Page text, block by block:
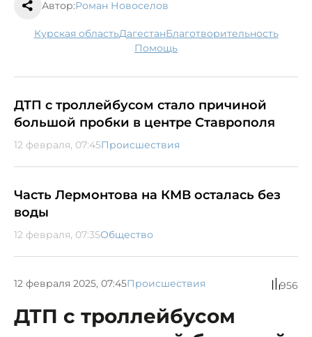
Автор:Роман Новоселов
Курская область Дагестан благотворительность
помощь
ДТП с троллейбусом стало причиной
большой пробки в центре Ставрополя
12 февраля, 07:45Происшествия
Часть Лермонтова на КМВ осталась без
воды
12 февраля, 07:35Общество
12 февраля 2025, 07:45Происшествия 956
ДТП с троллейбусом